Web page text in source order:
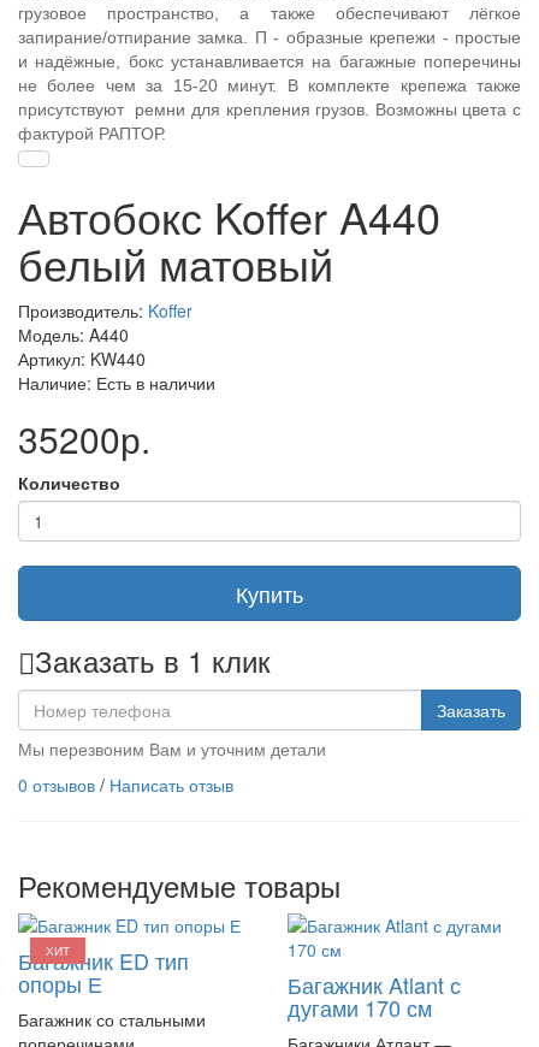
грузовое пространство, а также обеспечивают лёгкое
запирание/отпирание замка. П - образные крепежи - простые
и надёжные, бокс устанавливается на багажные поперечины
не более чем за 15-20 минут. В комплекте крепежа также
присутствуют ремни для крепления грузов. Возможны цвета с
фактурой РАПТОР.
Автобокс Koffer A440
белый матовый
Производитель: Koffer
Модель: A440
Артикул: KW440
Наличие: Есть в наличии
35200р.
Количество
Купить
Заказать в 1 клик
Заказать
Мы перезвоним Вам и уточним детали
0 отзывов / Написать отзыв
Рекомендуемые товары
ХИТ
Багажник ED тип
опоры Е
Багажник со стальными
Багажник Atlant с
дугами 170 см